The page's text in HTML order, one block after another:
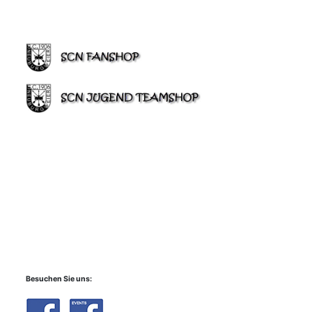
Besuchen Sie uns: